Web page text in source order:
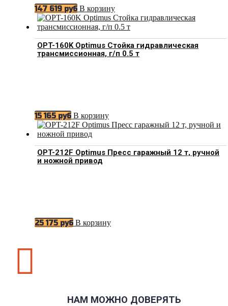
147 619 руб В корзину
OPT-160K Optimus Стойка гидравлическая
трансмиссионная, г/п 0.5 т
15 165 руб В корзину
OPT-212F Optimus Пресс гаражный 12 т, ручной
и ножной привод
25 175 руб В корзину

НАМ МОЖНО ДОВЕРЯТЬ